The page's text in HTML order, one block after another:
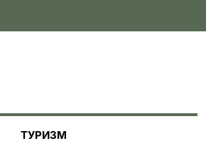
ТУРИЗМ